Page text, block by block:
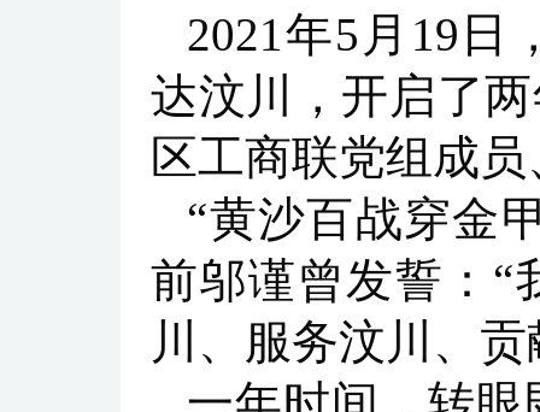
2021年5月19日
达汶川，开启了
区工商联党组成
“黄沙百战穿金
前邬谨曾发誓：“
川、服务汶川、